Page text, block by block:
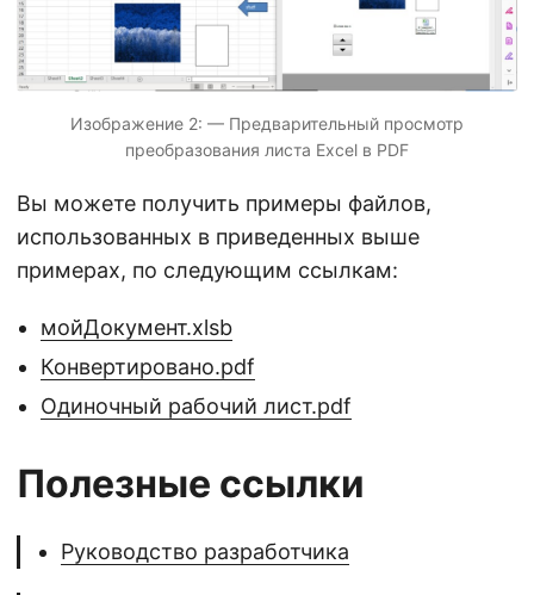
Изображение 2: — Предварительный просмотр
преобразования листа Excel в PDF
Вы можете получить примеры файлов,
использованных в приведенных выше
примерах, по следующим ссылкам:
мойДокумент.xlsb
Конвертировано.pdf
Одиночный рабочий лист.pdf
Полезные ссылки
Руководство разработчика